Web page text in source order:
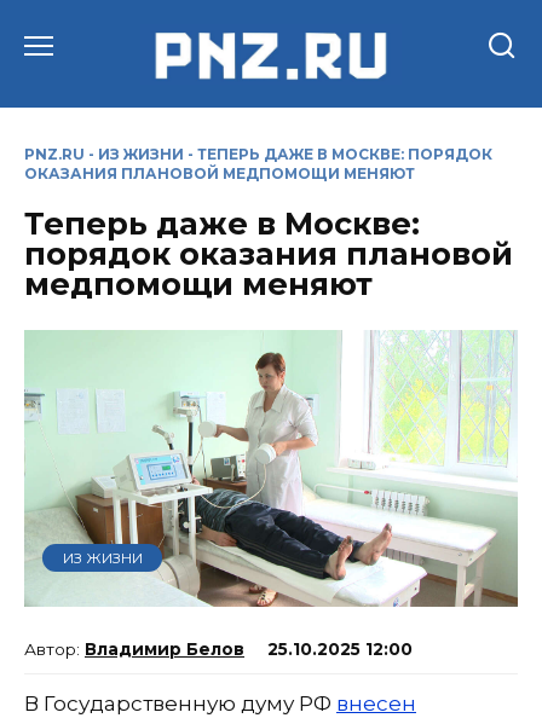
PNZ.RU - ИЗ ЖИЗНИ - ТЕПЕРЬ ДАЖЕ В МОСКВЕ: ПОРЯДОК
ОКАЗАНИЯ ПЛАНОВОЙ МЕДПОМОЩИ МЕНЯЮТ
Теперь даже в Москве:
порядок оказания плановой
медпомощи меняют
ИЗ ЖИЗНИ
Владимир Белов 25.10.2025 12:00
В Государственную думу РФ внесен